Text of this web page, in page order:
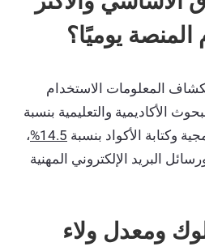
يوميًا؟
المعلومات الاستخدام
الأكاديمية والتعليمية بنسبة
14.5%
،
البريد الإلكتروني المهنية
ومعدل ولاء